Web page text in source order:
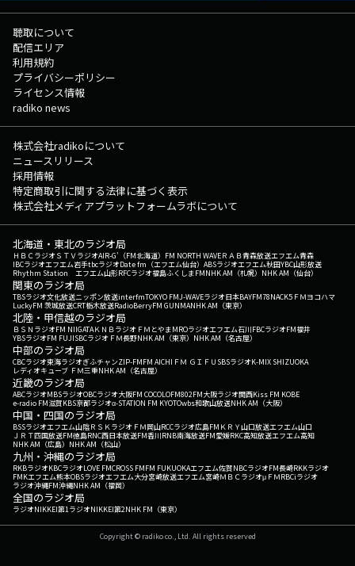
聴取について
配信エリア
利用規約
プライバシーポリシー
ライセンス情報
radiko news
株式会社radikoについて
ニュースリリース
採用情報
特定商取引に関する法律に基づく表示
株式会社メディアプラットフォームラボについて
北海道・東北のラジオ局
ＨＢＣラジオＳＴＶラジオAIR-G'（FM北海道） FM NORTH WAVEＲＡＢ青森放送エフエム青森
IBCラジオエフエム岩手tbcラジオDate fm（エフエム仙台） ABSラジオエフエム秋田YBC山形放送
Rhythm Station エフエム山形RFCラジオ福島ふくしまFMNHK AM（札幌） NHK AM（仙台）
関東のラジオ局
TBSラジオ文化放送ニッポン放送interfmTOKYO FMJ-WAVEラジオ日本BAYFM78NACK5 ＦＭヨコハマ
LuckyFM 茨城放送CRT栃木放送RadioBerryFM GUNMANHK AM（東京）
北陸・甲信越のラジオ局
ＢＳＮラジオFM NIIGATAＫＮＢラジオ ＦＭとやまMROラジオエフエム石川FBCラジオFM福井
YBSラジオFM FUJISBCラジオ ＦＭ長野NHK AM（東京） NHK AM（名古屋）
中部のラジオ局
CBCラジオ東海ラジオぎふチャンZIP-FMFM AICHI ＦＭ ＧＩＦＵ SBSラジオK-MIX SHIZUOKA
レディオキューブ ＦＭ三重NHK AM（名古屋）
近畿のラジオ局
ABCラジオMBSラジオOBCラジオ大阪FM COCOLOFM802FM大阪ラジオ関西Kiss FM KOBE
e-radio FM滋賀KBS京都ラジオα-STATION FM KYOTOwbs和歌山放送NHK AM（大阪）
中国・四国のラジオ局
BSSラジオエフエム山陰ＲＳＫラジオ ＦＭ岡山RCCラジオ広島FM ＫＲＹ山口放送エフエム山口
ＪＲＴ四国放送FM徳島RNC西日本放送FM香川RNB南海放送FM愛媛RKC高知放送エフエム高知
NHK AM（広島） NHK AM（松山）
九州・沖縄のラジオ局
RKBラジオKBCラジオLOVE FMCROSS FMFM FUKUOKAエフエム佐賀NBCラジオFM長崎RKKラジオ
FMKエフエム熊本OBSラジオエフエム大分宮崎放送エフエム宮崎ＭＢＣラジオμＦＭRBCiラジオ
ラジオ沖縄FM沖縄NHK AM（福岡）
全国のラジオ局
ラジオNIKKEI第1ラジオNIKKEI第2NHK FM（東京）
Copyright © radiko co., Ltd. All rights reserved